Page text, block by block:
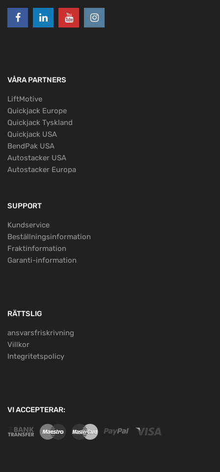
VÅRA PARTNERS
LiftMotive
Quickjack Europe
Quickjack Tyskland
Quickjack USA
BendPak USA
Autostacker USA
Autostacker Europa
SUPPORT
Kundservice
Beställningsinformation
Fraktinformation
Garanti-information
RÄTTSLIG
ansvarsfriskrivning
Villkor
Integritetspolicy
VI ACCEPTERAR: